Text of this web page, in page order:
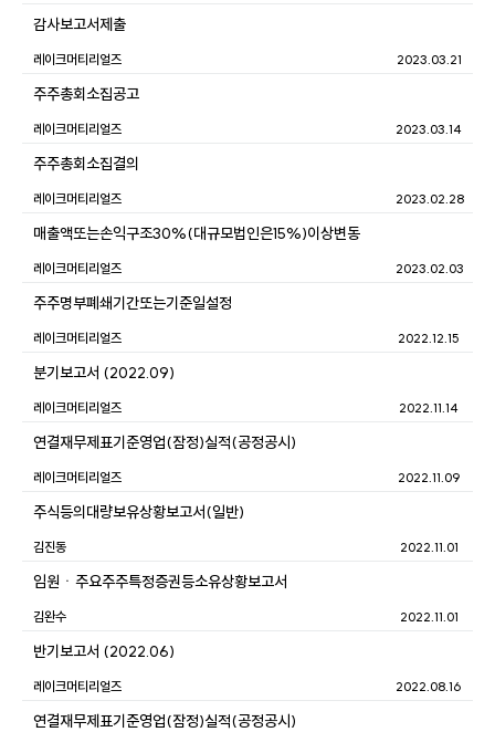
감사보고서제출
2023.03.21
레이크머티리얼즈
주주총회소집공고
2023.03.14
레이크머티리얼즈
주주총회소집결의
2023.02.28
레이크머티리얼즈
매출액또는손익구조30%(대규모법인은15%)이상변동
2023.02.03
레이크머티리얼즈
주주명부폐쇄기간또는기준일설정
2022.12.15
레이크머티리얼즈
분기보고서 (2022.09)
2022.11.14
레이크머티리얼즈
연결재무제표기준영업(잠정)실적(공정공시)
2022.11.09
레이크머티리얼즈
주식등의대량보유상황보고서(일반)
2022.11.01
김진동
임원ㆍ주요주주특정증권등소유상황보고서
2022.11.01
김완수
반기보고서 (2022.06)
2022.08.16
레이크머티리얼즈
연결재무제표기준영업(잠정)실적(공정공시)